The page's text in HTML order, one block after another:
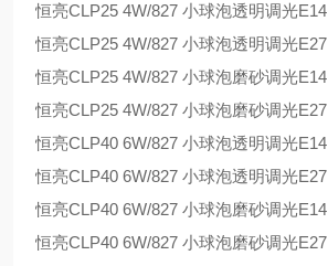
恒亮CLP25 4W/827 小球泡透明调光E14
恒亮CLP25 4W/827 小球泡透明调光E27
恒亮CLP25 4W/827 小球泡磨砂调光E14
恒亮CLP25 4W/827 小球泡磨砂调光E27
恒亮CLP40 6W/827 小球泡透明调光E14
恒亮CLP40 6W/827 小球泡透明调光E27
恒亮CLP40 6W/827 小球泡磨砂调光E14
恒亮CLP40 6W/827 小球泡磨砂调光E27